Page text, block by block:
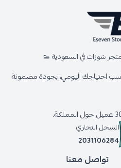
شوزات في السعودية 👟
احتياجك اليومي، بجودة مضمونة
السجل التجاري
2031106284
تواصل معنا